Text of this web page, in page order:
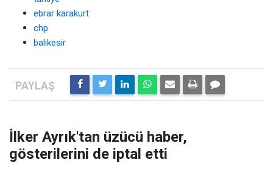
ebrar karakurt
chp
balıkesir
İlker Ayrık'tan üzücü haber,
gösterilerini de iptal etti